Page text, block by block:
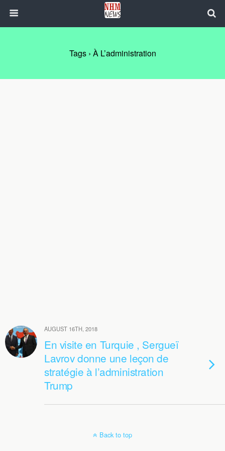
Tags › À L’administration
AUGUST 16TH, 2018
En visite en Turquie , Sergueï
Lavrov donne une leçon de
stratégie à l’administration
Trump
Back to top